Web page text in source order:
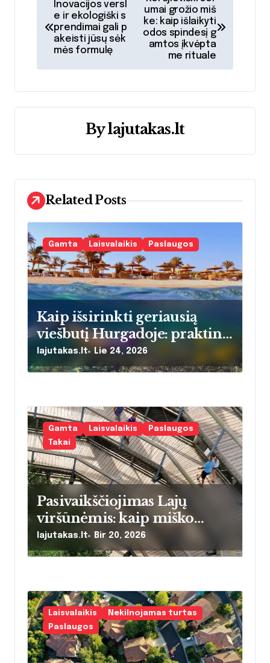
a
i
g
j
a
t
a
r
p
į
r
š
ų
Inovacijos versl
e ir ekologiški s
prendimai gali p
akeisti jūsų sėk
mės formulę
umai grožio miš
ke: kaip išlaikyti
odos spindesį g
amtos įkvėpta
me rituale
Bylajutakas.lt
Related Posts
Gamta Laisvalaikis Paslaugos
Kaip išsirinkti geriausią
viešbutį Hurgadoje: praktinis
vadovas atostogaujančioms
šeimoms
lajutakas.lt Lie 24, 2026
Gamta Laisvalaikis
Paslaugos
Takai
Pasivaikščiojimas Lajų
viršūnėmis: kaip miško
šilumos energija keičia
namų šildymo įpročius
lajutakas.lt Bir 20, 2026
Laisvalaikis
Nekilnojamas turtas
Paslaugos